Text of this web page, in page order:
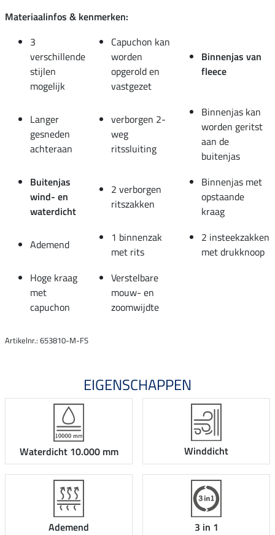
Materiaalinfos & kenmerken:
3
verschillende
stijlen
mogelijk
Capuchon kan
worden
opgerold en
vastgezet
Binnenjas van
fleece
Langer
gesneden
achteraan
verborgen 2-
weg
ritssluiting
Binnenjas kan
worden geritst
aan de
buitenjas
Buitenjas
wind- en
waterdicht
2 verborgen
ritszakken
Binnenjas met
opstaande
kraag
Ademend
1 binnenzak
met rits
2 insteekzakken
met drukknoop
Hoge kraag
met
capuchon
Verstelbare
mouw- en
zoomwijdte
Artikelnr.: 653810-M-FS
EIGENSCHAPPEN
Waterdicht 10.000 mm Winddicht
Ademend 3 in 1